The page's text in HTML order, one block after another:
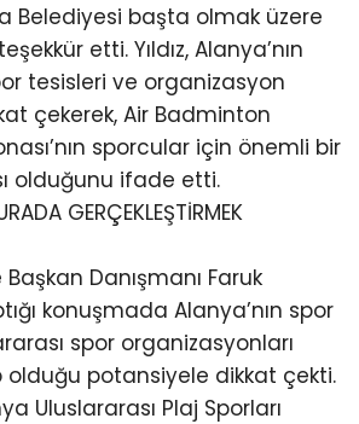
Belediyesi başta olmak üzere
etti. Yıldız, Alanya’nın
tesisleri ve organizasyon
çekerek, Air Badminton
sporcular için önemli bir
olduğunu ifade etti.
GERÇEKLEŞTİRMEK
Danışmanı Faruk
konuşmada Alanya’nın spor
spor organizasyonları
olduğu potansiyele dikkat çekti.
Uluslararası Plaj Sporları